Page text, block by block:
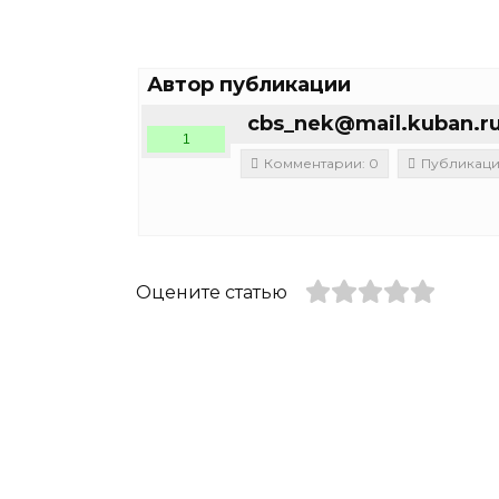
Автор публикации
1
Комментарии: 0
Оцените статью